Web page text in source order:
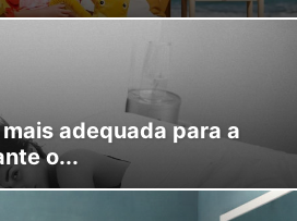
adequada para a
o...